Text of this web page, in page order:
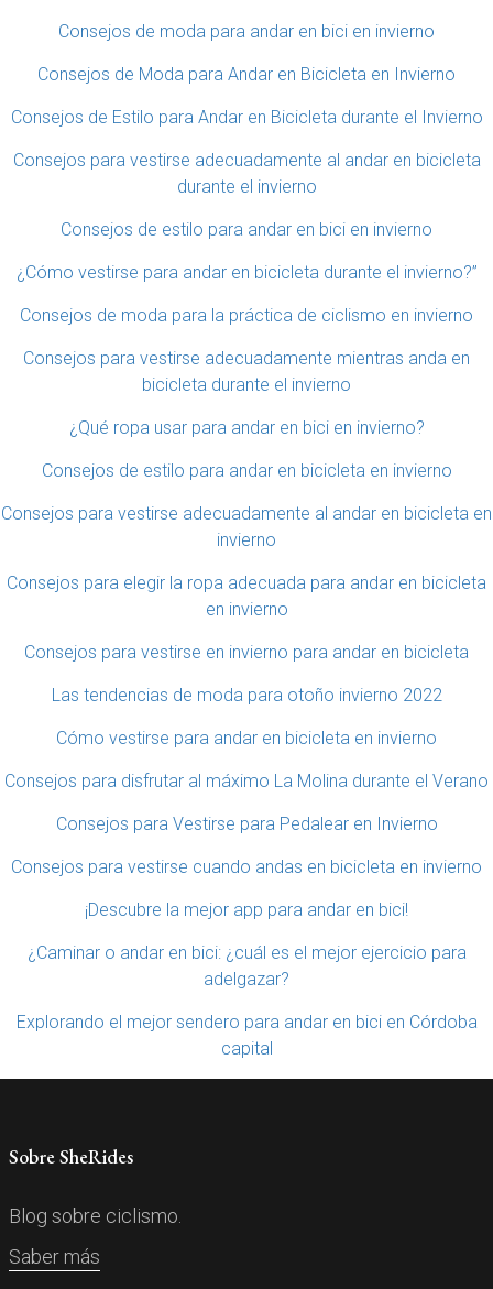
Consejos de moda para andar en bici en invierno
Consejos de Moda para Andar en Bicicleta en Invierno
Consejos de Estilo para Andar en Bicicleta durante el Invierno
Consejos para vestirse adecuadamente al andar en bicicleta
durante el invierno
Consejos de estilo para andar en bici en invierno
¿Cómo vestirse para andar en bicicleta durante el invierno?”
Consejos de moda para la práctica de ciclismo en invierno
Consejos para vestirse adecuadamente mientras anda en
bicicleta durante el invierno
¿Qué ropa usar para andar en bici en invierno?
Consejos de estilo para andar en bicicleta en invierno
Consejos para vestirse adecuadamente al andar en bicicleta en
invierno
Consejos para elegir la ropa adecuada para andar en bicicleta
en invierno
Consejos para vestirse en invierno para andar en bicicleta
Las tendencias de moda para otoño invierno 2022
Cómo vestirse para andar en bicicleta en invierno
Consejos para disfrutar al máximo La Molina durante el Verano
Consejos para Vestirse para Pedalear en Invierno
Consejos para vestirse cuando andas en bicicleta en invierno
¡Descubre la mejor app para andar en bici!
¿Caminar o andar en bici: ¿cuál es el mejor ejercicio para
adelgazar?
Explorando el mejor sendero para andar en bici en Córdoba
capital
Sobre SheRides
Blog sobre ciclismo.
Saber más